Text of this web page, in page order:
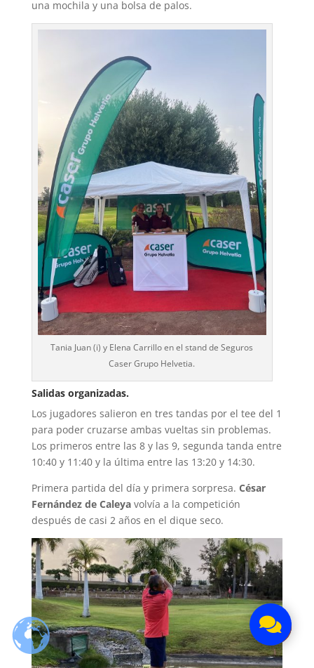
una mochila y una bolsa de palos.
Tania Juan (i) y Elena Carrillo en el stand de Seguros
Caser Grupo Helvetia.
Salidas organizadas.
Los jugadores salieron en tres tandas por el tee del 1
para poder cruzarse ambas vueltas sin problemas.
Los primeros entre las 8 y las 9, segunda tanda entre
10:40 y 11:40 y la última entre las 13:20 y 14:30.
Primera partida del día y primera sorpresa. César
Fernández de Caleyavolvía a la competición
después de casi 2 años en el dique seco.




